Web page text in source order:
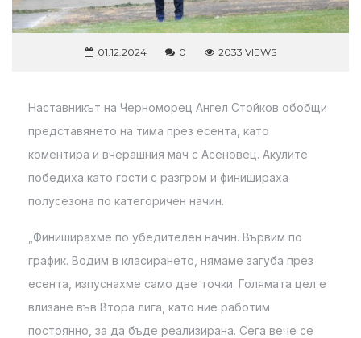
01.12.2024 0 2033 VIEWS
Наставникът на Черноморец Ангел Стойков обобщи
представянето на тима през есента, като
коментира и вчерашния мач с Асеновец. Акулите
победиха като гости с разгром и финишираха
полусезона по категоричен начин.
„Финиширахме по убедителен начин. Вървим по
график. Водим в класирането, нямаме загуба през
есента, изпуснахме само две точки. Голямата цел е
влизане във Втора лига, като ние работим
постоянно, за да бъде реализирана. Сега вече се